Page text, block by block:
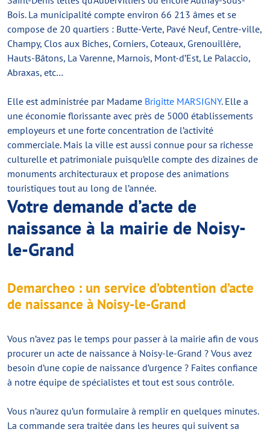
Bois. La municipalité compte environ 66 213 âmes et se
compose de 20 quartiers : Butte-Verte, Pavé Neuf, Centre-ville,
Champy, Clos aux Biches, Corniers, Coteaux, Grenouillère,
Hauts-Bâtons, La Varenne, Marnois, Mont-d’Est, Le Palaccio,
Abraxas, etc…
Elle est administrée par Madame Brigitte MARSIGNY. Elle a
une économie florissante avec près de 5000 établissements
employeurs et une forte concentration de l’activité
commerciale. Mais la ville est aussi connue pour sa richesse
culturelle et patrimoniale puisqu’elle compte des dizaines de
monuments architecturaux et propose des animations
touristiques tout au long de l’année.
Votre demande d’acte de
naissance à la mairie de Noisy-
le-Grand
Demarcheo : un service d’obtention d’acte
de naissance à Noisy-le-Grand
Vous n’avez pas le temps pour passer à la mairie afin de vous
procurer un acte de naissance à Noisy-le-Grand ? Vous avez
besoin d’une copie de naissance d’urgence ? Faites confiance
à notre équipe de spécialistes et tout est sous contrôle.
Vous n’aurez qu’un formulaire à remplir en quelques minutes.
La commande sera traitée dans les heures qui suivent sa